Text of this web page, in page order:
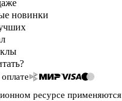
новинки
ресурсе применяются